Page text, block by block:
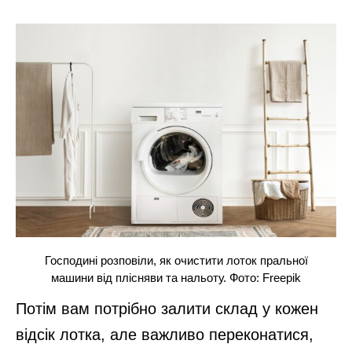
Господині розповіли, як очистити лоток пральної
машини від плісняви та нальоту. Фото: Freepik
Потім вам потрібно залити склад у кожен
відсік лотка, але важливо переконатися,